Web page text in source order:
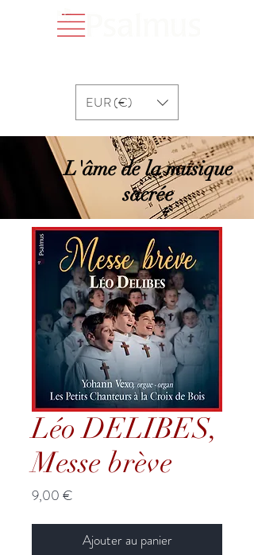
EUR (€)
L'âme de la musique
sacrée
Léo DELIBES,
Messe brève
9,00 €
Ajouter au panier